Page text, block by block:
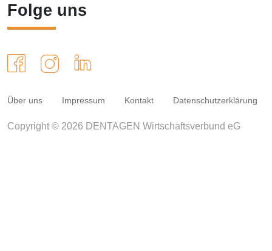
Folge uns
Über uns Impressum Kontakt Datenschutzerklärung
Copyright © 2026 DENTAGEN Wirtschaftsverbund eG